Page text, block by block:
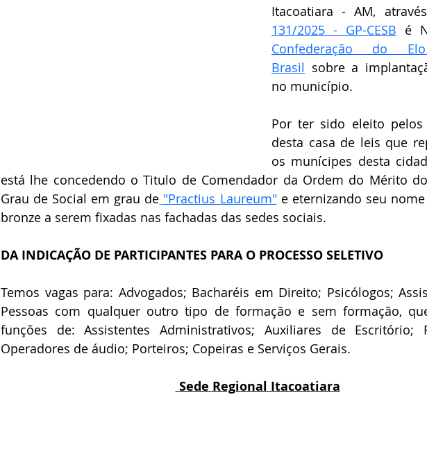
Itacoatiara - AM,
131/2025 - GP-CESB
Confederação do
Brasil sobre a
no município.
Por ter sido eleito pelos
desta casa de leis que
os munícipes desta
está lhe concedendo o Titulo de Comendador da Ordem do Mérito
Grau de Social em grau de "Practius Laureum" e eternizando seu
bronze a serem fixadas nas fachadas das sedes sociais.
DA INDICAÇÃO DE PARTICIPANTES PARA O PROCESSO SELETIVO
Temos vagas para: Advogados; Bacharéis em Direito; Psicólogos;
Pessoas com qualquer outro tipo de formação e sem formação,
funções de: Assistentes Administrativos; Auxiliares de Escritório;
Operadores de áudio; Porteiros; Copeiras e Serviços Gerais.
Sede Regional Itacoatiara